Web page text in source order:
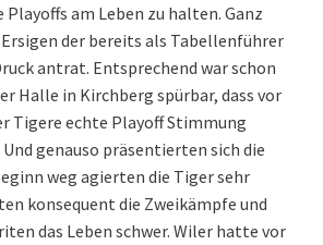
Playoffs am Leben zu halten. Ganz
Ersigen der bereits als Tabellenführer
antrat. Entsprechend war schon
Halle in Kirchberg spürbar, dass vor
Tigere echte Playoff Stimmung
genauso präsentierten sich die
weg agierten die Tiger sehr
konsequent die Zweikämpfe und
das Leben schwer. Wiler hatte vor